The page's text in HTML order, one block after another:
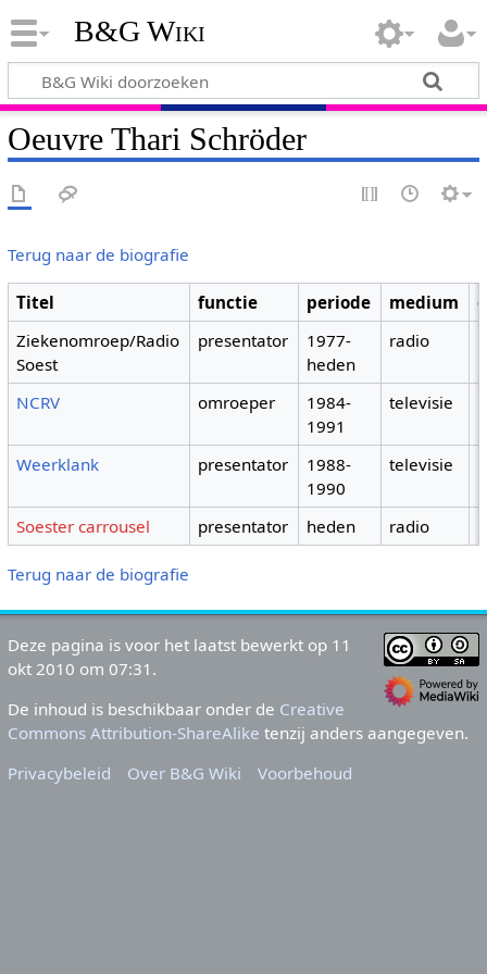
B&G Wiki
Oeuvre Thari Schröder
Terug naar de biografie
Titel functie periode medium
Ziekenomroep/Radio
Soest
presentator
1977-
heden
radio
NCRV omroeper
1984-
1991
televisie
Weerklank presentator
1988-
1990
televisie
Soester carrousel presentator heden radio
Terug naar de biografie
Deze pagina is voor het laatst bewerkt op 11
okt 2010 om 07:31.
De inhoud is beschikbaar onder de Creative
Commons Attribution-ShareAlike tenzij anders aangegeven.
Privacybeleid
Over B&G Wiki Voorbehoud